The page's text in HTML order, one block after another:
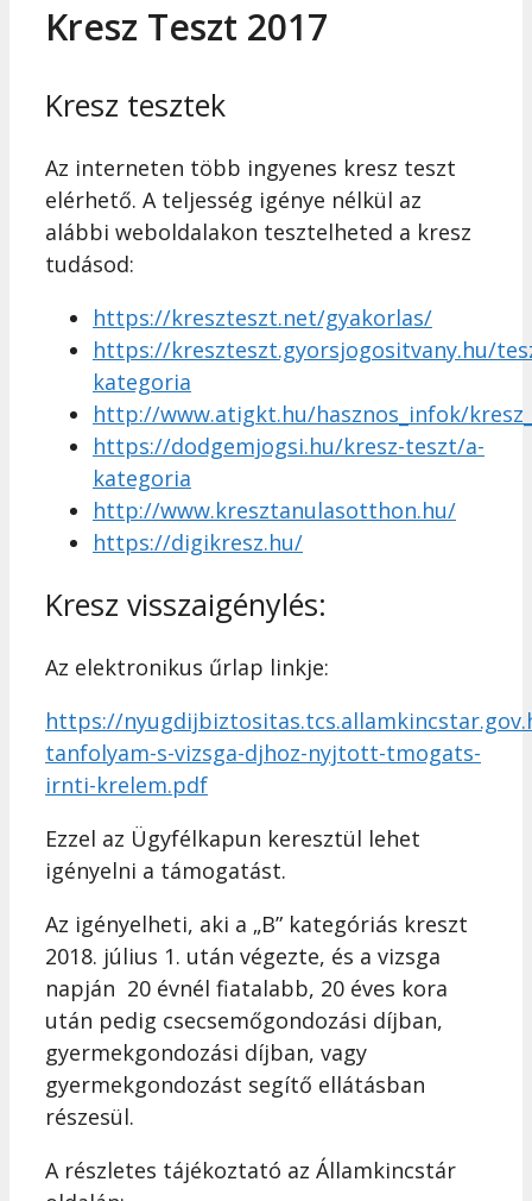
Kresz Teszt 2017
Kresz tesztek
Az interneten több ingyenes kresz teszt
elérhető. A teljesség igénye nélkül az
alábbi weboldalakon tesztelheted a kresz
tudásod:
https://kreszteszt.net/gyakorlas/
https://kreszteszt.gyorsjogositvany.hu/
kategoria
http://www.atigkt.hu/hasznos_infok/
https://dodgemjogsi.hu/kresz-teszt/a-
kategoria
http://www.kresztanulasotthon.hu/
https://digikresz.hu/
Kresz visszaigénylés:
Az elektronikus űrlap linkje:
https://
tanfolyam-s-vizsga-djhoz-nyjtott-tmogats-
irnti-krelem.pdf
Ezzel az Ügyfélkapun keresztül lehet
igényelni a támogatást.
Az igényelheti, aki a „B” kategóriás kreszt
2018. július 1. után végezte, és a vizsga
napján 20 évnél fiatalabb, 20 éves kora
után pedig csecsemőgondozási díjban,
gyermekgondozási díjban, vagy
gyermekgondozást segítő ellátásban
részesül.
A részletes tájékoztató az Államkincstár